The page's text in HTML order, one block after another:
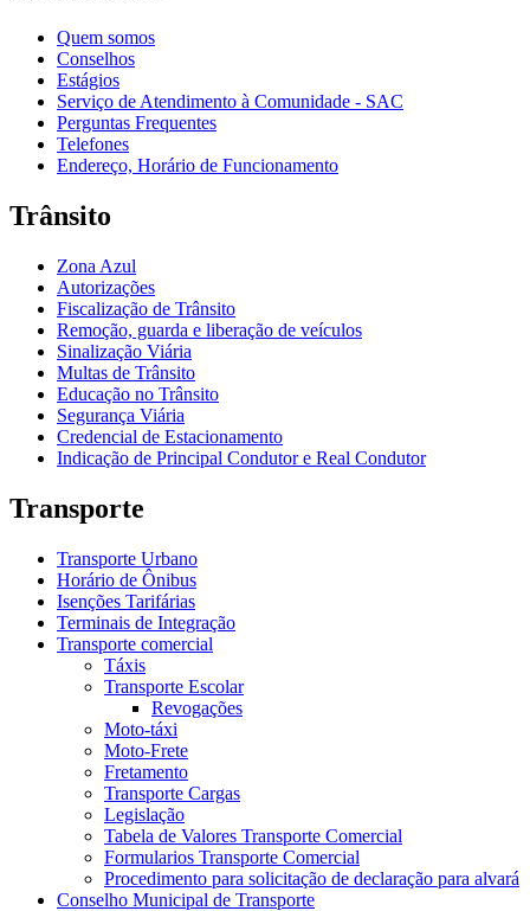
Quem somos
Conselhos
Estágios
Serviço de Atendimento à Comunidade - SAC
Perguntas Frequentes
Telefones
Endereço, Horário de Funcionamento
Trânsito
Zona Azul
Autorizações
Fiscalização de Trânsito
Remoção, guarda e liberação de veículos
Sinalização Viária
Multas de Trânsito
Educação no Trânsito
Segurança Viária
Credencial de Estacionamento
Indicação de Principal Condutor e Real Condutor
Transporte
Transporte Urbano
Horário de Ônibus
Isenções Tarifárias
Terminais de Integração
Transporte comercial
Táxis
Transporte Escolar
Revogações
Moto-táxi
Moto-Frete
Fretamento
Transporte Cargas
Legislação
Tabela de Valores Transporte Comercial
Formularios Transporte Comercial
Procedimento para solicitação de declaração para alvará
Conselho Municipal de Transporte